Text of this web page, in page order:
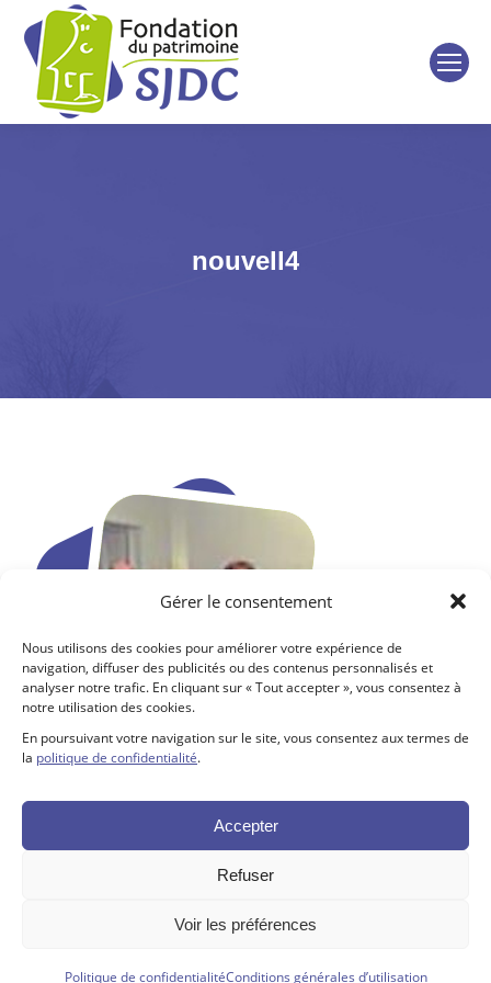
Gérer le consentement
Nous utilisons des cookies pour améliorer votre expérience de
navigation, diffuser des publicités ou des contenus personnalisés et
analyser notre trafic. En cliquant sur « Tout accepter », vous consentez à
notre utilisation des cookies.
En poursuivant votre navigation sur le site, vous consentez aux termes de
la politique de confidentialité.
Accepter
Refuser
Voir les préférences
Politique de confidentialitéConditions générales d’utilisation
nouvell4